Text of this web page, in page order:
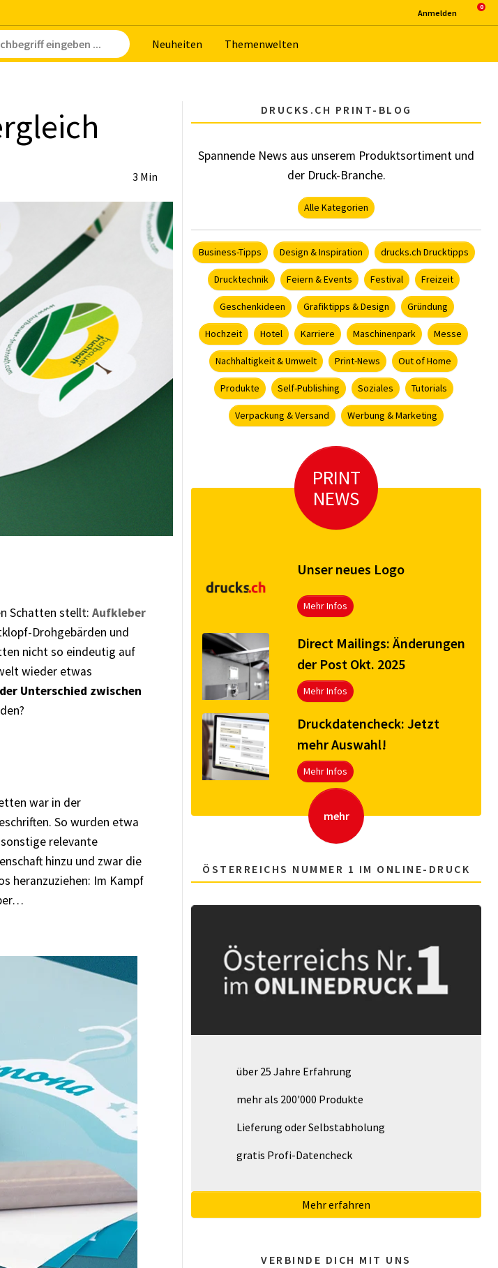
Neu­hei­ten The­men­wel­ten
An­mel­den
3 Min
Schatten stellt: Aufkleber
Drohgebärden und
nicht so eindeutig auf
wieder etwas
Unterschied zwischen
war in der
So wurden etwa
relevante
hinzu und zwar die
heranzuziehen: Im Kampf
DRUCKS.CH PRINT-BLOG
Spannende News aus unserem Produktsortiment und
der Druck-Branche.
Alle Kategorien
Business-Tipps Design & Inspiration drucks.ch Drucktipps
Drucktechnik Feiern & Events Festival Freizeit
Geschenkideen Grafiktipps & Design Gründung
Hochzeit Hotel Karriere Maschinenpark Messe
Nachhaltigkeit & Umwelt Print-News Out of Home
Produkte Self-Publishing Soziales Tutorials
Verpackung & Versand Werbung & Marketing
PRINT
NEWS
Unser neues Logo
Mehr Infos
Direct Mailings: Änderungen
der Post Okt. 2025
Mehr Infos
Druck­da­ten­check: Jetzt
mehr Aus­wahl!
Mehr Infos
mehr
ÖSTERREICHS NUMMER 1 IM ONLINE-DRUCK
über 25 Jahre Erfahrung
mehr als 200'000 Produkte
Lieferung oder Selbstabholung
gratis Profi-Datencheck
Mehr erfahren
VERBINDE DICH MIT UNS